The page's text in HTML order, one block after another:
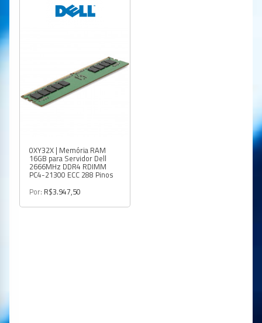
0XY32X | Memória RAM
16GB para Servidor Dell
2666MHz DDR4 RDIMM
PC4-21300 ECC 288 Pinos
Por: R$3.947,50